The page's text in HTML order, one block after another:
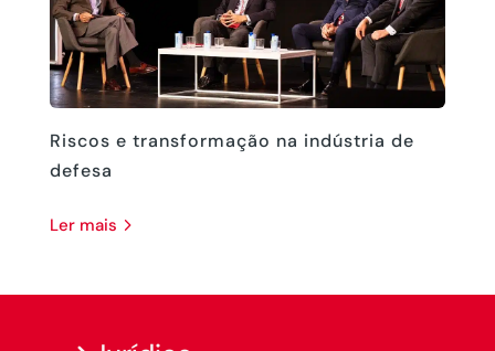
Riscos e transformação na indústria de
defesa
ler mais